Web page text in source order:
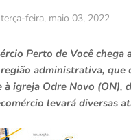
terça-feira, maio 03, 2022
Perto de Você
administrativa, que
à igreja Odre Novo
levará diversas